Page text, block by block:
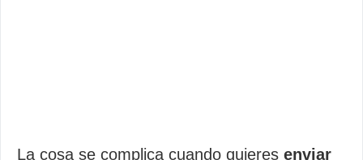
La cosa se complica cuando quieres enviar